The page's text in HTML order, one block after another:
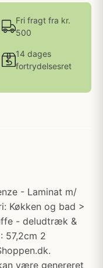
Fri fragt fra kr.
500
14 dages
fortrydelsesret
- Laminat m/
Køkken og bad >
- deludtræk &
57,2cm 2
være genereret